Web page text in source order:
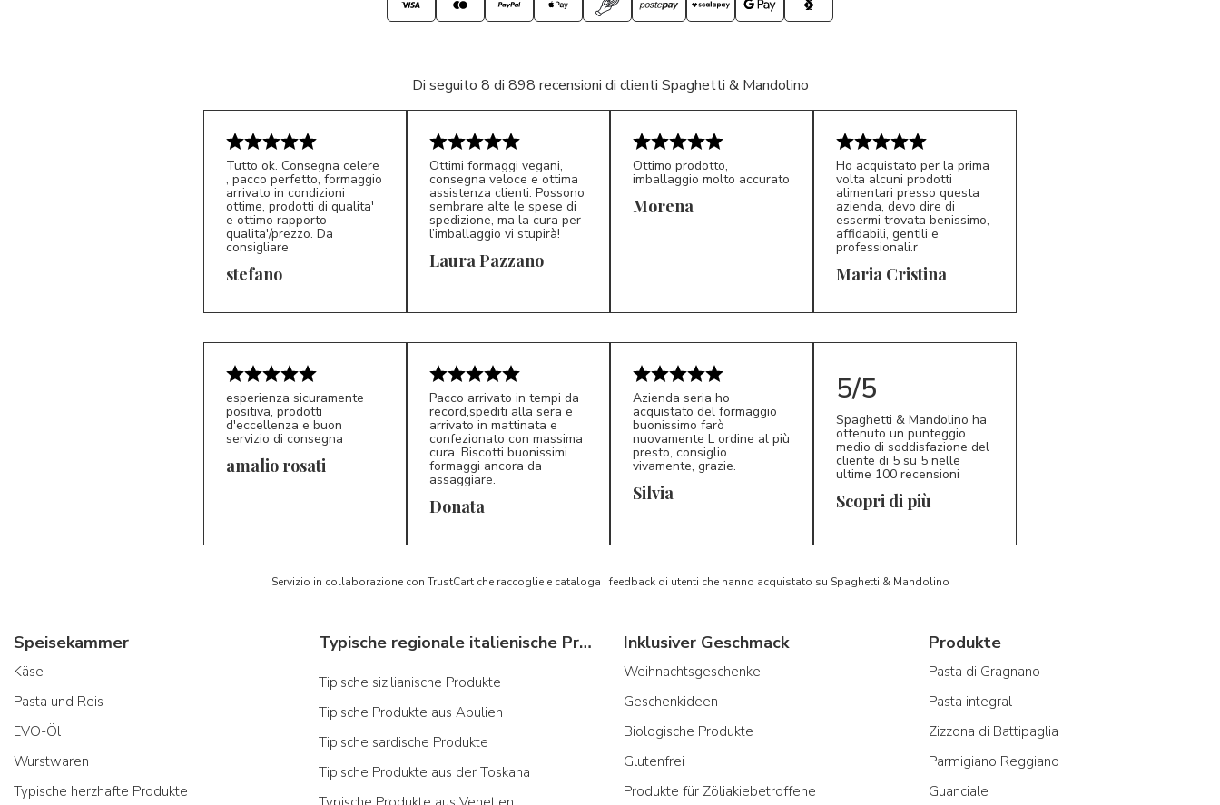
Di seguito 8 di 898 recensioni di clienti Spaghetti & Mandolino
S*
Tutto ok. Consegna celere
, pacco perfetto, formaggio
arrivato in condizioni
ottime, prodotti di qualita'
e ottimo rapporto
qualita'/prezzo. Da
consigliare
stefano LP 5/5
Ottimi formaggi vegani,
consegna veloce e ottima
assistenza clienti. Possono
sembrare alte le spese di
spedizione, ma la cura per
l’imballaggio vi stupirà!
Laura Pazzano
Ottimo prodotto,
imballaggio molto accurato
Morena
MC 5/5
Ho acquistato per la prima
volta alcuni prodotti
alimentari presso questa
azienda, devo dire di
essermi trovata benissimo,
affidabili, gentili e
professionali.r
Maria Cristina
esperienza sicuramente
positiva, prodotti
d'eccellenza e buon
servizio di consegna
amalio rosati
D*
Pacco arrivato in tempi da
record,spediti alla sera e
arrivato in mattinata e
confezionato con massima
cura. Biscotti buonissimi
formaggi ancora da
assaggiare.
Donata S*
Azienda seria ho
acquistato del formaggio
buonissimo farò
nuovamente L ordine al più
presto, consiglio
vivamente, grazie.
Silvia
5/5
Spaghetti & Mandolino ha
ottenuto un punteggio
medio di soddisfazione del
cliente di 5 su 5 nelle
ultime 100 recensioni
Scopri di più
Servizio in collaborazione con TrustCart che raccoglie e cataloga i feedback di utenti che hanno acquistato su Spaghetti & Mandolino
Speisekammer
Käse
Pasta und Reis
EVO-Öl
Wurstwaren
Typische herzhafte Produkte
Typische regionale italienische Produkte
Tipische sizilianische Produkte
Tipische Produkte aus Apulien
Tipische sardische Produkte
Tipische Produkte aus der Toskana
Inklusiver Geschmack
Weihnachtsgeschenke
Geschenkideen
Biologische Produkte
Glutenfrei
Produkte für Zöliakiebetroffene
Produkte
Pasta di Gragnano
Pasta integral
Zizzona di Battipaglia
Parmigiano Reggiano
Guanciale